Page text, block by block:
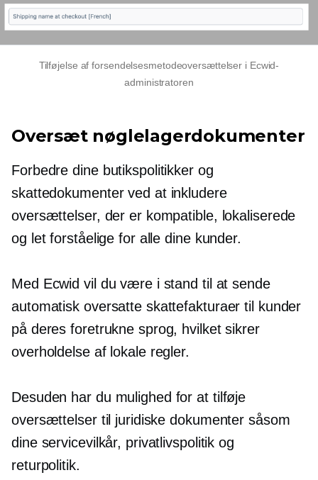
Tilføjelse af forsendelsesmetodeoversættelser i Ecwid-
administratoren
Oversæt nøglelagerdokumenter
Forbedre dine butikspolitikker og
skattedokumenter ved at inkludere
oversættelser, der er kompatible, lokaliserede
og let forståelige for alle dine kunder.
Med Ecwid vil du være i stand til at sende
automatisk oversatte skattefakturaer til kunder
på deres foretrukne sprog, hvilket sikrer
overholdelse af lokale regler.
Desuden har du mulighed for at tilføje
oversættelser til juridiske dokumenter såsom
dine servicevilkår, privatlivspolitik og
returpolitik.